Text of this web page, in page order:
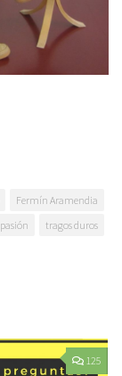
Fermín Aramendia
pasión
tragos duros
125